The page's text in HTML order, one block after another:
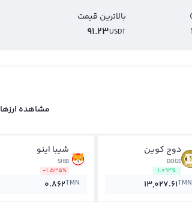
بالاترین قیمت
USDT
91.23
مشاهده
دوج کوین
DOGE
1.094%
13,027.61TMN
شیبا اینو
SHIB
-1.535%
0.862TMN